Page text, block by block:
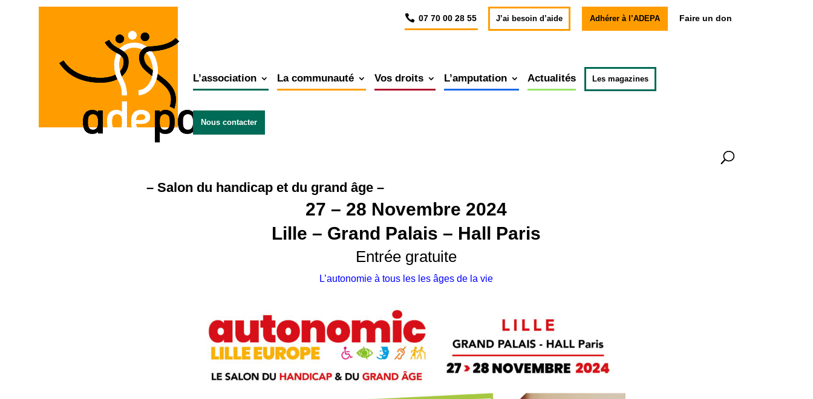
07 70 00 28 55 J’ai besoin d’aide Adhérer à l’ADEPA Faire un don
L’association La communauté Vos droits L’amputation Actualités Les magazines
Nous contacter
– Salon du handicap et du grand âge –
27 – 28 Novembre 2024
Lille – Grand Palais – Hall Paris
Entrée gratuite
L’autonomie à tous les les âges de la vie